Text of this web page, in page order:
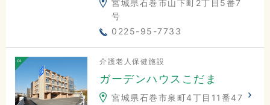
宮城県石巻市山下町2丁目5番7
号
0225-95-7733
介護老人保健施設
ガーデンハウスこだま
宮城県石巻市泉町4丁目11番47